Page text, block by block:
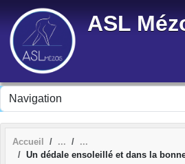
ASL
Accueil
Un dédale ensoleillé et dans la
Panneau de gestion des cookies